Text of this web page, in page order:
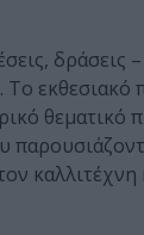
εκθεσιακό
θεματικό